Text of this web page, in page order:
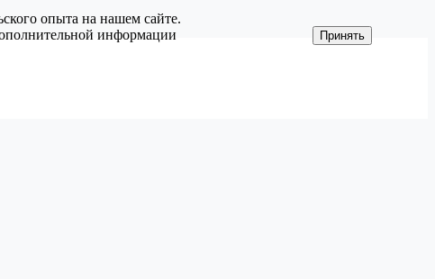
опыта на нашем сайте.
информации
Принять